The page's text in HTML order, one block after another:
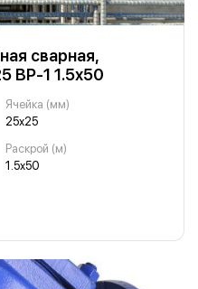
сварная,
ВР-1 1.5х50
Ячейка (мм)
25х25
Раскрой (м)
1.5х50